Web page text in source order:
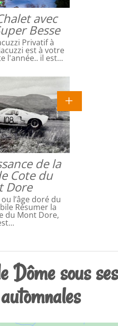
avec
Besse
Privatif à
est à votre
l'année.. il est…
de la
Cote du
Dore
l’âge doré du
Résumer la
du Mont Dore,
Dôme sous ses